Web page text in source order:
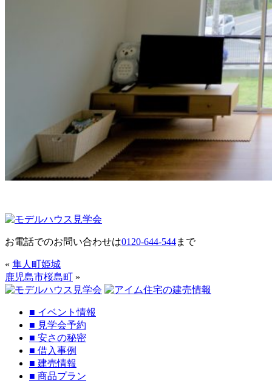
お電話でのお問い合わせは0120-644-544まで
« 隼人町姫城
鹿児島市桜島町 »
■ イベント情報
■ 見学会予約
■ 安さの秘密
■ 借入事例
■ 建売情報
■ 商品プラン